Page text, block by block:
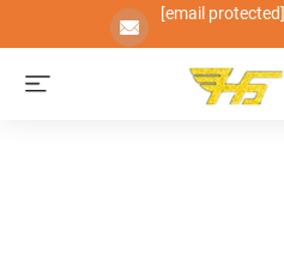
[email protected]